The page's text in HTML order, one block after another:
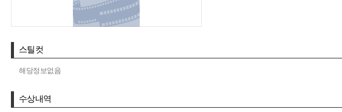
스틸컷
해당정보없음
수상내역